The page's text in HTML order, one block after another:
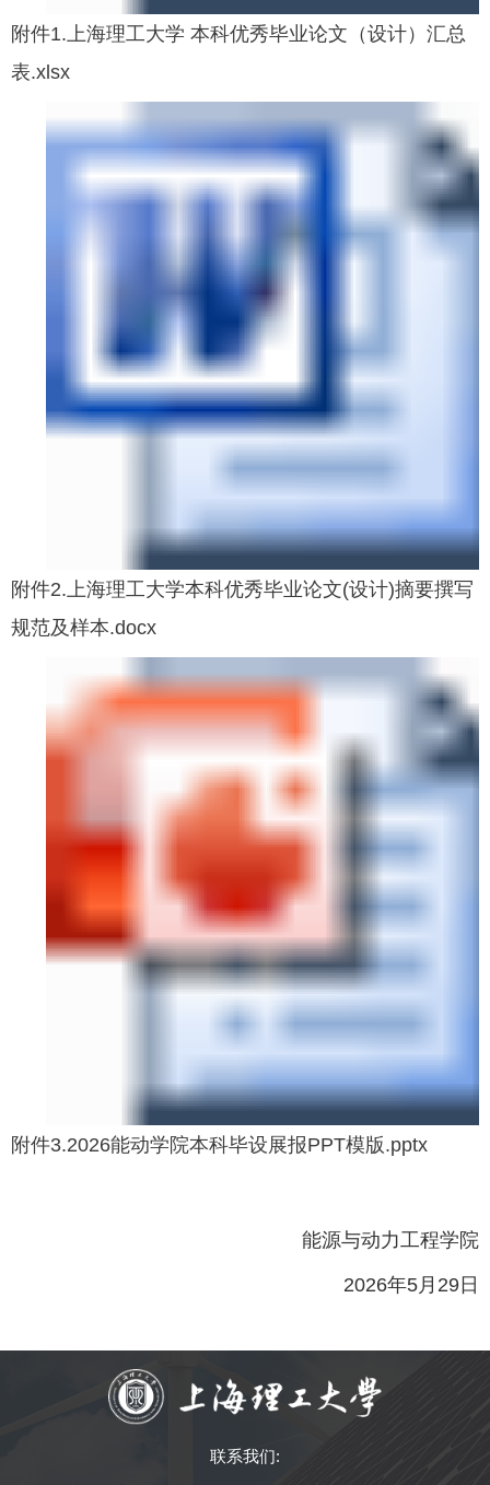
附件1.上海理工大学 本科优秀毕业论文（设计）汇总
表.xlsx
附件2.上海理工大学本科优秀毕业论文(设计)摘要撰写
规范及样本.docx
附件3.2026能动学院本科毕设展报PPT模版.pptx
能源与动力工程学院
2026年5月29日
联系我们: